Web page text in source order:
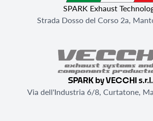
SPARK Exhaust
Strada Dosso del Corso 2a,
SPARK by VECCHI s.r.l.
Via dell'Industria 6/8, Curtatone,